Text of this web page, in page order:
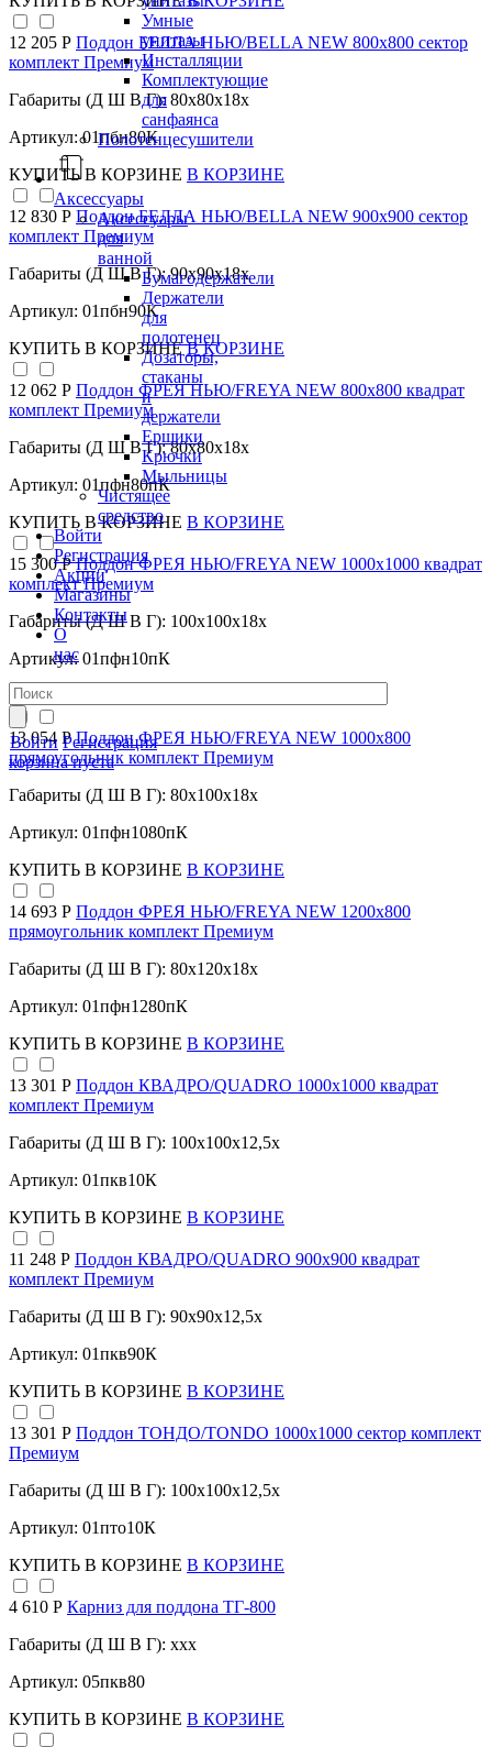
Умные
унитазы
Инсталляции
Комплектующие
для
санфаянса
Полотенцесушители
Аксессуары
Аксессуары
для
ванной
Бумагодержатели
Держатели
для
полотенец
Дозаторы,
стаканы
и
держатели
Ершики
Крючки
Мыльницы
Чистящее
средство
Войти
Регистрация
Акции
Магазины
Контакты
О
нас
Войти Регистрация
корзина пуста
12 205 Р Поддон БЕЛЛА НЬЮ/BELLA NEW 800х800 сектор
комплект Премиум
Габариты (Д Ш В Г): 80x80x18x
Артикул: 01пбн80К
КУПИТЬ В КОРЗИНЕ В КОРЗИНЕ
12 830 Р Поддон БЕЛЛА НЬЮ/BELLA NEW 900х900 сектор
комплект Премиум
Габариты (Д Ш В Г): 90x90x18x
Артикул: 01пбн90К
КУПИТЬ В КОРЗИНЕ В КОРЗИНЕ
12 062 Р Поддон ФРЕЯ НЬЮ/FREYA NEW 800х800 квадрат
комплект Премиум
Габариты (Д Ш В Г): 80x80x18x
Артикул: 01пфн80пК
КУПИТЬ В КОРЗИНЕ В КОРЗИНЕ
15 300 РПоддон ФРЕЯ НЬЮ/FREYA NEW 1000х1000 квадрат
комплект Премиум
Габариты (Д Ш В Г): 100x100x18x
Артикул: 01пфн10пК
КУПИТЬ
13 054 РПоддон ФРЕЯ НЬЮ/FREYA NEW 1000х800
прямоугольник комплект Премиум
Габариты (Д Ш В Г): 80x100x18x
Артикул: 01пфн1080пК
КУПИТЬ В КОРЗИНЕ В КОРЗИНЕ
14 693 Р Поддон ФРЕЯ НЬЮ/FREYA NEW 1200х800
прямоугольник комплект Премиум
Габариты (Д Ш В Г): 80x120x18x
Артикул: 01пфн1280пК
КУПИТЬ В КОРЗИНЕ В КОРЗИНЕ
13 301 Р Поддон КВАДРО/QUADRO 1000х1000 квадрат
комплект Премиум
Габариты (Д Ш В Г): 100x100x12,5x
Артикул: 01пкв10К
КУПИТЬ В КОРЗИНЕ В КОРЗИНЕ
11 248 Р Поддон КВАДРО/QUADRO 900х900 квадрат
комплект Премиум
Габариты (Д Ш В Г): 90x90x12,5x
Артикул: 01пкв90К
КУПИТЬ В КОРЗИНЕ В КОРЗИНЕ
13 301 Р Поддон ТОНДО/TONDO 1000х1000 сектор комплект
Премиум
Габариты (Д Ш В Г): 100x100x12,5x
Артикул: 01пто10К
КУПИТЬ В КОРЗИНЕ В КОРЗИНЕ
4 610 Р Карниз для поддона TГ-800
Габариты (Д Ш В Г): xxx
Артикул: 05пкв80
КУПИТЬ В КОРЗИНЕ В КОРЗИНЕ